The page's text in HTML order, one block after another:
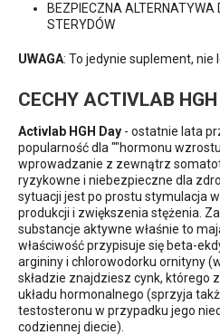
BEZPIECZNA ALTERNATYWA
STERYDÓW
UWAGA: To jedynie suplement, nie
CECHY ACTIVLAB
Activlab HGH Day - ostatnie lata
popularność dla ""hormonu
wprowadzanie z zewnątrz
ryzykowne i niebezpieczne dla
sytuacji jest po prostu stymulacja
produkcji i zwiększenia stężenia.
substancje aktywne właśnie to
właściwość przypisuje się beta-
argininy i chlorowodorku ornityny
składzie znajdziesz cynk, którego
układu hormonalnego (sprzyja
testosteronu w przypadku jego
codziennej diecie).